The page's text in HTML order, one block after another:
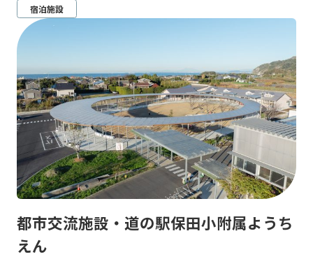
宿泊施設
都市交流施設・道の駅保田小附属ようち
えん